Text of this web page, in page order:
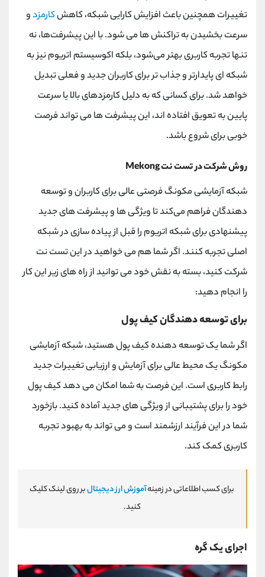
تغییرات همچنین باعث افزایش کارایی شبکه، کاهشکارمزدو
سرعت بخشیدن به تراکنش ها می شود. با این پیشرفت‌ها، نه
تنها تجربه کاربری بهتر می‌شود، بلکه اکوسیستم اتریوم نیز به
شبکه‌ ای پایدارتر و جذاب ‌تر برای کاربران جدید و فعلی تبدیل
خواهد شد. برای کسانی که به دلیل کارمزدهای بالا یا سرعت
پایین به تعویق افتاده اند، این پیشرفت ها می تواند فرصت
خوبی برای شروع باشد.
روش شرکت در تست نت Mekong
شبکه آزمایشی مکونگ فرصتی عالی برای کاربران و توسعه
‌دهندگان فراهم می‌کند تا ویژگی‌ ها و پیشرفت ‌های جدید
پیشنهادی برای شبکه اتریوم را قبل از پیاده ‌سازی در شبکه
اصلی تجربه کنند. اگر شما هم می خواهید در این تست نت
شرکت کنید، بسته به نقش خود می توانید از راه های زیر این کار
را انجام دهید:
برای توسعه دهندگان کیف پول
اگر شما یک توسعه دهنده کیف پول هستید، شبکه آزمایشی
مکونگ یک محیط عالی برای آزمایش و ارزیابی تغییرات جدید
رابط کاربری است. این فرصت به شما امکان می دهد کیف پول
خود را برای پشتیبانی از ویژگی های جدید آماده کنید. بازخورد
شما در این فرآیند ارزشمند است و می تواند به بهبود تجربه
کاربری کمک کند.
برای کسب اطلاعاتی در زمینهآموزش ارز دیجیتالبر روی لینک کلیک
کنید.
اجرای یک گره